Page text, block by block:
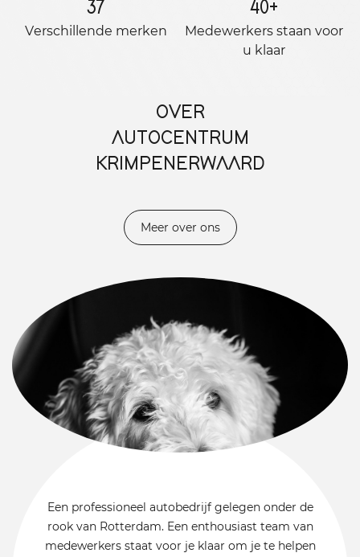
37
Verschillende merken
40+
Medewerkers staan ​​voor
u klaar
OVER
AUTOCENTRUM
KRIMPENERWAARD
Meer over ons
Een professioneel autobedrijf gelegen onder de
rook van Rotterdam. Een enthousiast team van
medewerkers staat voor je klaar om je te helpen